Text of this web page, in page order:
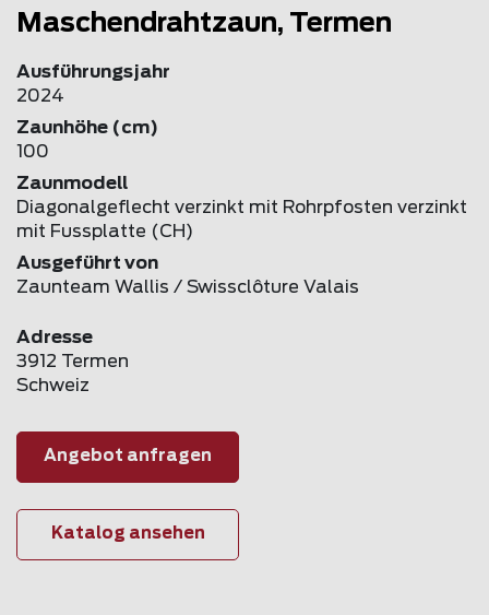
Maschendrahtzaun, Termen
Ausführungsjahr
2024
Zaunhöhe (cm)
100
Zaunmodell
Diagonalgeflecht verzinkt mit Rohrpfosten verzinkt
mit Fussplatte (CH)
Ausgeführt von
Zaunteam Wallis / Swissclôture Valais
Adresse
3912 Termen
Schweiz
Angebot anfragen
Katalog ansehen